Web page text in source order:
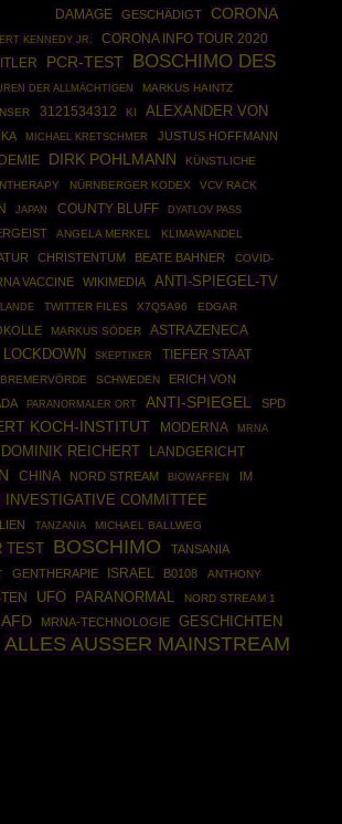
DAMAGE
GESCHÄDIGT
CORONA
KENNEDY JR. CORONA INFO TOUR 2020
PCR-TEST
BOSCHIMO DES
DER ALLMÄCHTIGEN MARKUS HAINTZ
3121534312 KI
ALEXANDER VON
MICHAEL KRETSCHMER JUSTUS HOFFMANN
DIRK POHLMANN
KÜNSTLICHE
NÜRNBERGER KODEX VCV RACK
JAPAN COUNTY BLUFF DYATLOV PASS
ANGELA MERKEL KLIMAWANDEL
CHRISTENTUM BEATE BAHNER
COVID-
VACCINE WIKIMEDIA ANTI-SPIEGEL-TV
TWITTER FILES X7Q5A96
EDGAR
MARKUS SÖDER ASTRAZENECA
LOCKDOWN SKEPTIKER TIEFER STAAT
SCHWEDEN
ERICH VON
PARANORMALER ORT ANTI-SPIEGEL SPD
KOCH-INSTITUT MODERNA
MRNA
DOMINIK REICHERT
LANDGERICHT
CHINA NORD STREAM BIOWAFFEN
IM
INVESTIGATIVE COMMITTEE
TANZANIA MICHAEL BALLWEG
TEST BOSCHIMO TANSANIA
GENTHERAPIE ISRAEL B0108
ANTHONY
UFO PARANORMAL NORD STREAM 1
AFD MRNA-TECHNOLOGIE
GESCHICHTEN
ALLES AUSSER MAINSTREAM